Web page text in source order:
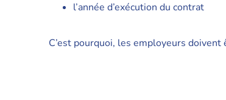
l’année d’exécution du contrat
C’est pourquoi, les employeurs